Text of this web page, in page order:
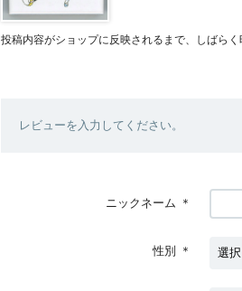
投稿内容がショップに反映されるまで、しばらく
レビューを入力してください。
ニックネーム ＊
性別 ＊